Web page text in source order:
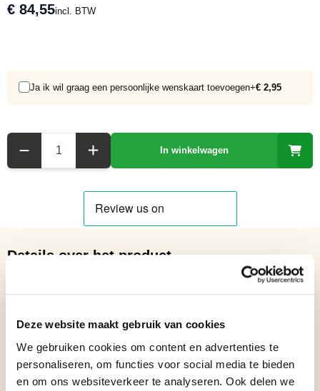
Deze website maakt gebruik van cookies
We gebruiken cookies om content en advertenties te
personaliseren, om functies voor social media te bieden
en om ons websiteverkeer te analyseren. Ook delen we
€ 84,55incl. BTW
Ja ik wil graag een persoonlijke wenskaart toevoegen+€ 2,95
In winkelwagen
Details over het product
Hoogte: 37,2cm
Lengte: 15,3 cm